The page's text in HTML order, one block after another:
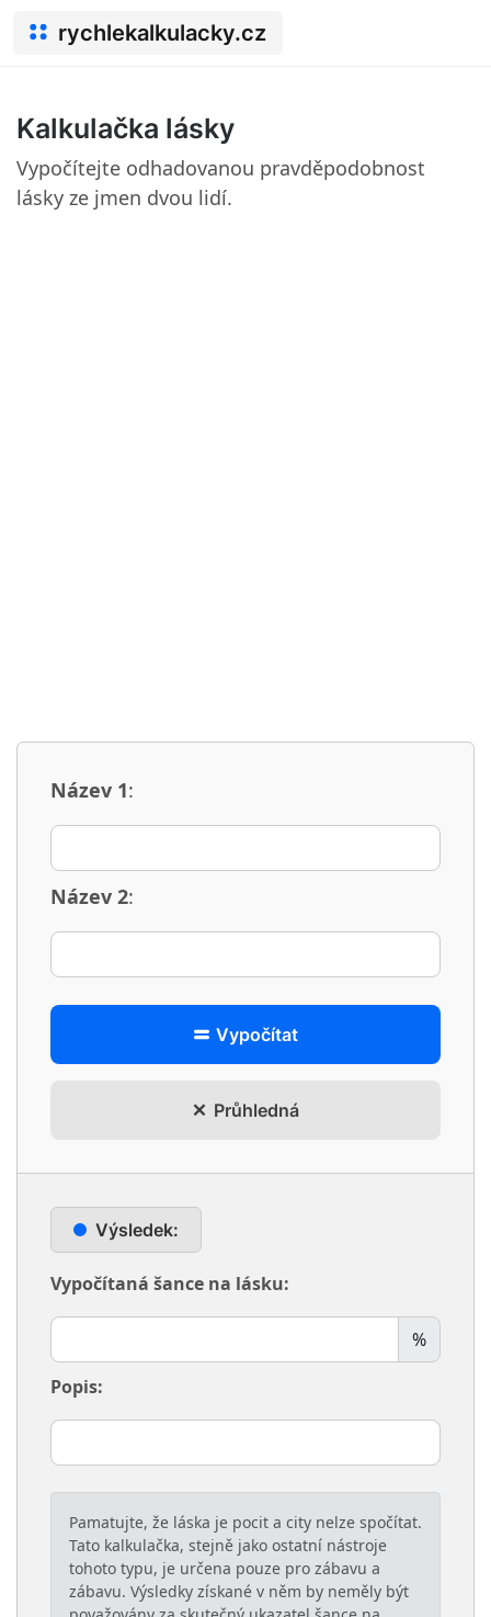
rychlekalkulacky.cz
Kalkulačka lásky
Vypočítejte odhadovanou pravděpodobnost
lásky ze jmen dvou lidí.
Název 1:
Název 2:
Vypočítat
Průhledná
Výsledek:
Vypočítaná šance na lásku:
%
Popis:
Pamatujte, že láska je pocit a city nelze spočítat.
Tato kalkulačka, stejně jako ostatní nástroje
tohoto typu, je určena pouze pro zábavu a
zábavu. Výsledky získané v něm by neměly být